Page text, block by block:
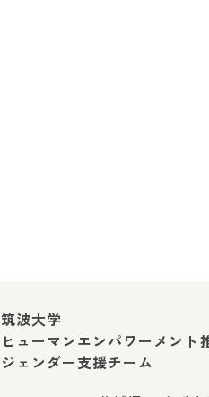
筑波大学
ヒューマンエンパワーメント
ジェンダー支援チーム